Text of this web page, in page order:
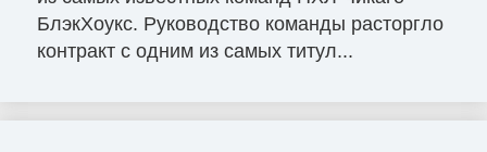
БлэкХоукс. Руководство команды расторгло
контракт с одним из самых титул...